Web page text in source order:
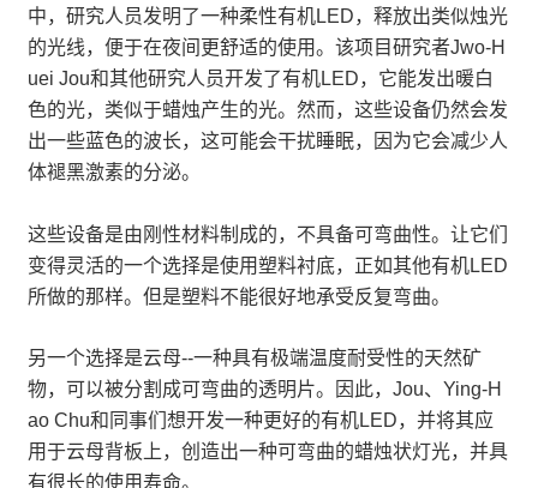
中，研究人员发明了一种柔性有机LED，释放出类似烛光
的光线，便于在夜间更舒适的使用。该项目研究者Jwo-H
uei Jou和其他研究人员开发了有机LED，它能发出暖白
色的光，类似于蜡烛产生的光。然而，这些设备仍然会发
出一些蓝色的波长，这可能会干扰睡眠，因为它会减少人
体褪黑激素的分泌。
这些设备是由刚性材料制成的，不具备可弯曲性。让它们
变得灵活的一个选择是使用塑料衬底，正如其他有机LED
所做的那样。但是塑料不能很好地承受反复弯曲。
另一个选择是云母--一种具有极端温度耐受性的天然矿
物，可以被分割成可弯曲的透明片。因此，Jou、Ying-H
ao Chu和同事们想开发一种更好的有机LED，并将其应
用于云母背板上，创造出一种可弯曲的蜡烛状灯光，并具
有很长的使用寿命。